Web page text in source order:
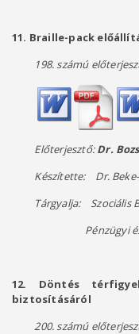
11. Braille-pack
198. számú
Előterjesztő:Dr.
Készítette: Dr.
Tárgyalja: Szociális
Pénzügyi és
12. Döntés
biztosításáról
200. számú